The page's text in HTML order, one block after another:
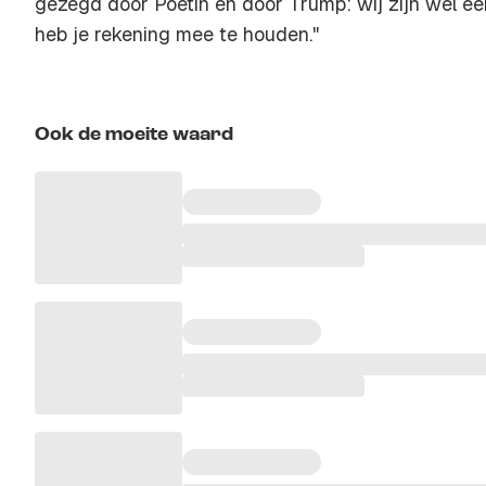
heb je rekening mee te houden."
Ook de moeite waard